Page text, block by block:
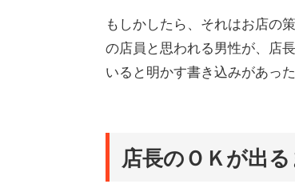
もしかしたら、それはお店の
の店員と思われる男性が、店
いると明かす書き込みがあった
店長のＯＫが出